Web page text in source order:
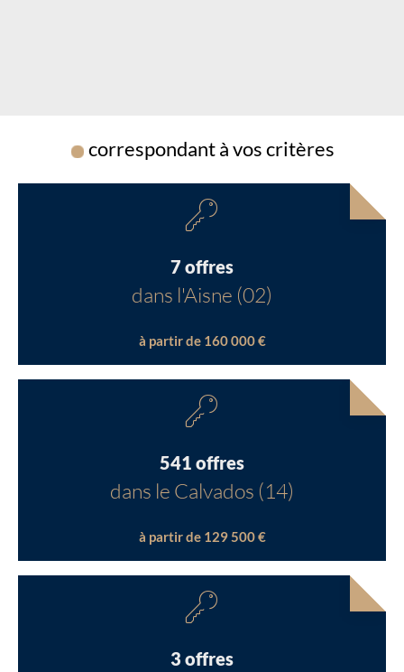
Chargement...
correspondant à vos critères
7 offres
dans l'Aisne (02)
à partir de 160 000 €
541 offres
dans le Calvados (14)
à partir de 129 500 €
3 offres